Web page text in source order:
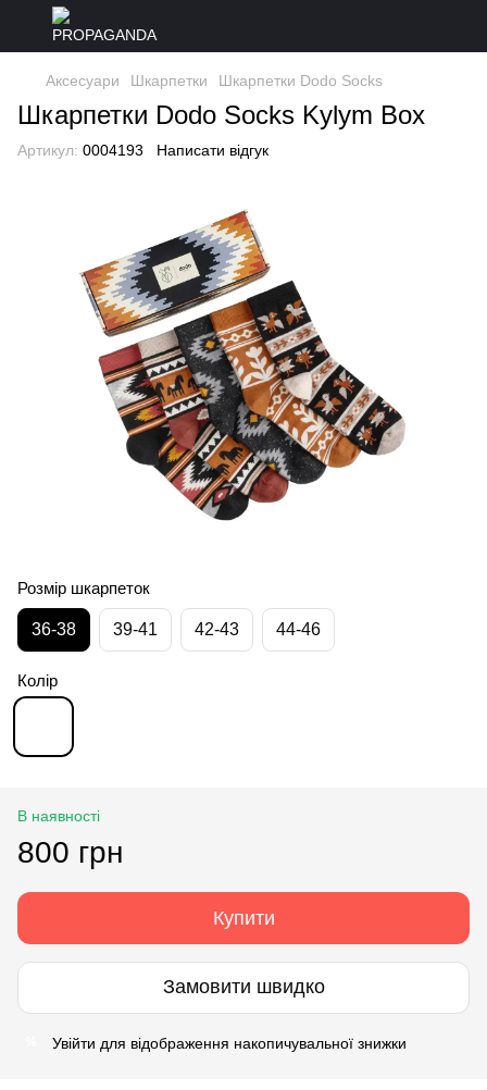
Аксесуари Шкарпетки Шкарпетки Dodo Socks
Шкарпетки Dodo Socks Kylym Box
Артикул: 0004193 Написати відгук
Розмір шкарпеток
36-38 39-41 42-43 44-46
Колір
В наявності
800 грн
Купити
Замовити швидко
Увійти для відображення накопичувальної знижки